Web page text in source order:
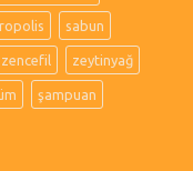
sabun
zencefil zeytinyağ
şampuan